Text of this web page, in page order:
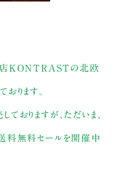
店KONTRASTの北欧
ります。
おりますが、ただいま、
料無料セールを開催中